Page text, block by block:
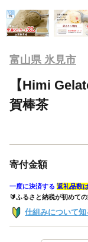
富山県 氷見市
【Himi
賀棒茶
寄付金額
一度に決済する 返礼品数
🔰ふるさと納税が初めて
仕組みについて知